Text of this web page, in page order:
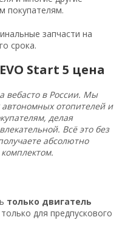
покупателям.
запчасти на
срока.
Start 5 цена
вебасто в России. Мы
отопителей и
делая
Всё это без
абсолютно
только двигатель
для предпускового